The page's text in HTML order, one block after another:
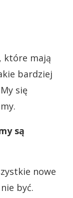
które mają
bardziej
się
są
nowe
być.